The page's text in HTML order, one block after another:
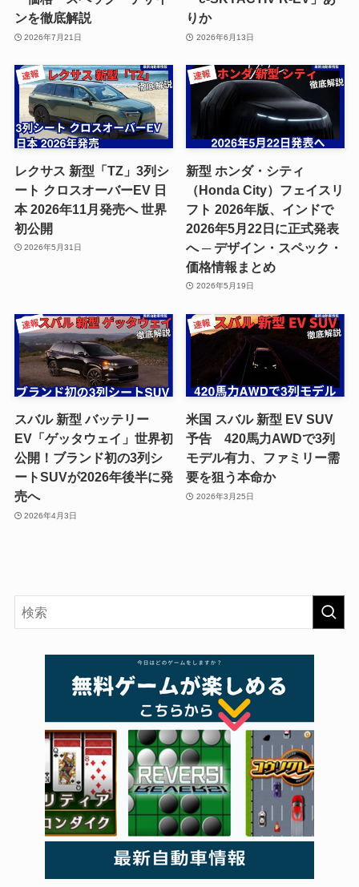
ンを徹底解説
2026年7月21日
りか
2026年6月13日
レクサス 新型「TZ」3列シ
ート クロスオーバーEV 日
本 2026年11月発売へ 世界
初公開
2026年5月31日
新型 ホンダ・シティ
（Honda City）フェイスリ
フト 2026年版、インドで
2026年5月22日に正式発表
へ ─ デザイン・スペック・
価格情報まとめ
2026年5月19日
スバル 新型 バッテリー
EV「ゲッタウェイ」世界初
公開！ブランド初の3列シ
ートSUVが2026年後半に発
売へ
2026年4月3日
米国 スバル 新型 EV SUV
予告 420馬力AWDで3列
モデル有力、ファミリー需
要を狙う本命か
2026年3月25日